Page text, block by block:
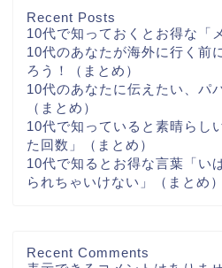
Recent Posts
10代で知っておくとお得な「
10代のあなたが海外に行く前
ろう！（まとめ）
10代のあなたに伝えたい、パ
（まとめ）
10代で知っていると素晴らし
た回数」（まとめ）
10代で知るとお得な言葉「い
られちゃいけない」（まとめ）
Recent Comments